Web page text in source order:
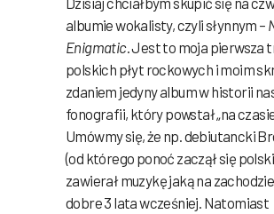
albumie wokalisty, czyli słynnym –
Enigmatic. Jest to moja pierwsza
polskich płyt rockowych i moim
zdaniem jedyny album w historii
fonografii, który powstał „na
Umówmy się, że np. debiutancki
(od którego ponoć zaczął się
zawierał muzykę jaką na
dobre 3 lata wcześniej. Natomiast